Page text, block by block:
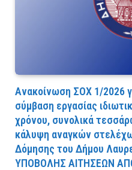
Ανακοίνωση ΣΟΧ 1/2026
σύμβαση εργασίας
χρόνου, συνολικά
κάλυψη αναγκών
Δόμησης του Δήμου
YΠOBOΛHΣ AITHΣEΩN